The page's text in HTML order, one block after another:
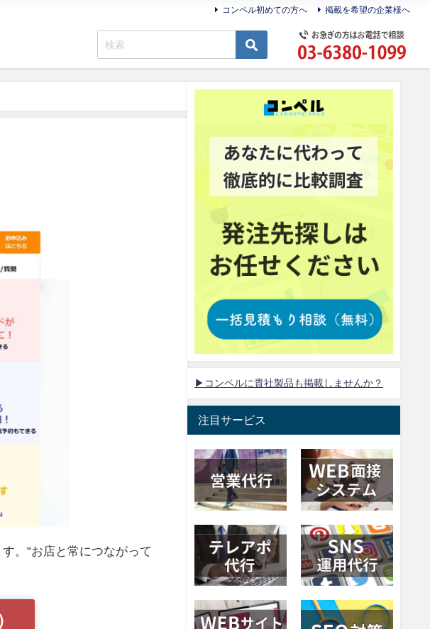
コンペル初めての方へ 掲載を希望の企業様へ
。“お店と常につながって
▶コンペルに貴社製品も掲載しませんか？
注目サービス